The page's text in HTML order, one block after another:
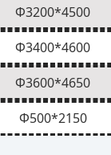
Φ3200*4500
Φ3400*4600
Φ3600*4650
Φ500*2150